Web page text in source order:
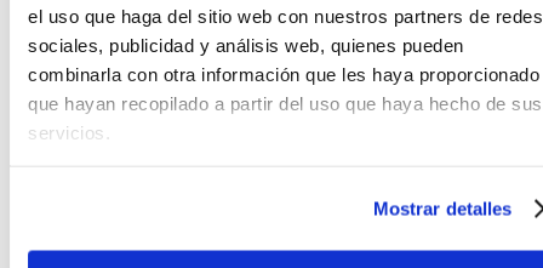
el uso que haga del sitio web con nuestros partners de redes
sociales, publicidad y análisis web, quienes pueden
combinarla con otra información que les haya proporcionado
que hayan recopilado a partir del uso que haya hecho de sus
servicios.
Mostrar detalles
CARACTERÍSTICAS DEL PRODUCTO
CORREA GUITARRA THE BEATLES PERRIS LEATHERS La
correa de la guitarra: No es solo un accesorio de
moda y no es solo una acumulación de rock and
Leathers aporta a cada uno de sus productos.